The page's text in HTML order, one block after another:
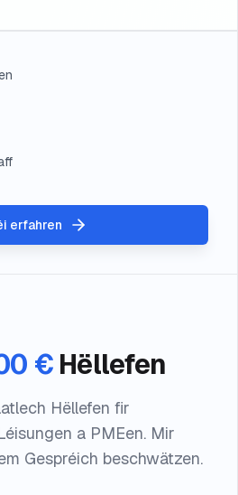
erfahren
€Hëllefen
Hëllefen fir
a PMEen. Mir
Gespréich beschwätzen.